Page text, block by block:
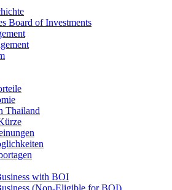
Board of Investments
Thailand
with BOI